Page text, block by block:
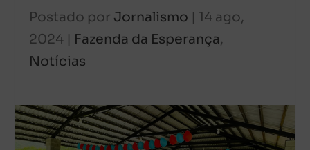
Postado por Jornalismo | 14 ago,
2024 | Fazenda da Esperança,
Notícias